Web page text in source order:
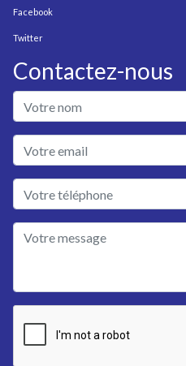
Facebook
Twitter
Contactez-nous